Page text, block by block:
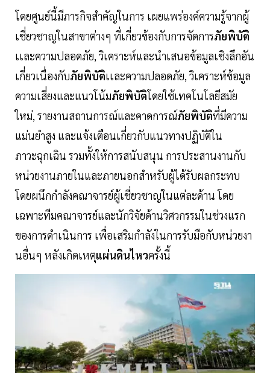
โดยศูนย์นี้มีภารกิจสำคัญในการ เผยแพร่องค์ความรู้จากผู้
เชี่ยวชาญในสาขาต่างๆ ที่เกี่ยวข้องกับการจัดการภัยพิบัติ
เเละความปลอดภัย, วิเคราะห์และนำเสนอข้อมูลเชิงลึกอัน
เกี่ยวเนื่องกับภัยพิบัติเเละความปลอดภัย, วิเคราะห์ข้อมูล
ความเสี่ยงและแนวโน้มภัยพิบัติโดยใช้เทคโนโลยีสมัย
ใหม่, รายงานสถานการณ์และคาดการณ์ภัยพิบัติที่มีความ
แม่นยำสูง และแจ้งเตือนเกี่ยวกับแนวทางปฏิบัติใน
ภาวะฉุกเฉิน รวมทั้งให้การสนับสนุน การประสานงานกับ
หน่วยงานภายในและภายนอกสำหรับผู้ได้รับผลกระทบ
โดยผนึกกำลังคณาจารย์ผู้เชี่ยวชาญในแต่ละด้าน โดย
เฉพาะทีมคณาจารย์และนักวิจัยด้านวิศวกรรมในช่วงแรก
ของการดำเนินการ เพื่อเสริมกำลังในการรับมือกับหน่วยงา
นอื่นๆ หลังเกิดเหตุแผ่นดินไหวครั้งนี้